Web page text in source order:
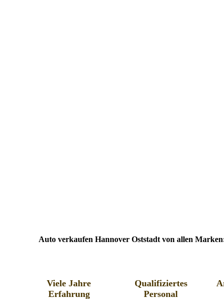
Auto verkaufen Hannover Oststadt von allen
Viele Jahre
Erfahrung
Qualifiziertes
Personal